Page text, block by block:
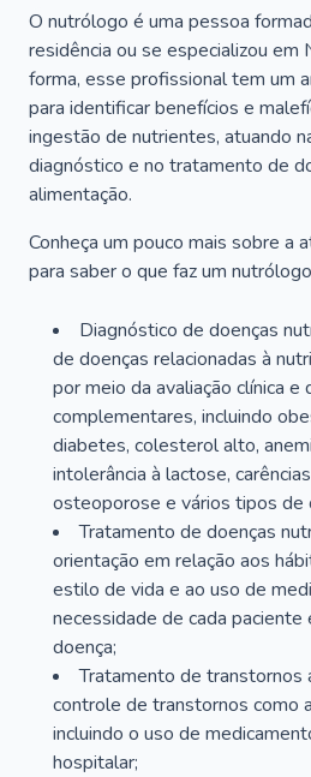
O nutrólogo é uma pessoa
residência ou se especializou em
forma, esse profissional tem um
para identificar benefícios e
ingestão de nutrientes, atuando
diagnóstico e no tratamento de
alimentação.
Conheça um pouco mais sobre a
para saber o que faz um
Diagnóstico de doenças
de doenças relacionadas à
por meio da avaliação clínica e
complementares, incluindo
diabetes, colesterol alto,
intolerância à lactose,
osteoporose e vários tipos de
Tratamento de doenças
orientação em relação aos
estilo de vida e ao uso de
necessidade de cada paciente
doença;
Tratamento de transtornos
controle de transtornos como
incluindo o uso de
hospitalar;